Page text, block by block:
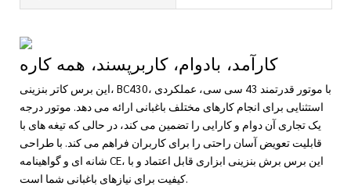
این برس کاتر بنزینی، BC430، با موتور قدرتمند 43 سی سی، عملکردی
استثنایی برای انجام کارهای مختلف باغبانی ارائه می دهد. موتور درجه
یک تجاری آن دوام و کارایی را تضمین می کند، در حالی که تیغه های با
قابلیت تعویض آسان راحتی را برای کاربران فراهم می کند. با طراحی
شانه ای و گواهینامه CE، این برس برش بنزینی ابزاری قابل اعتماد و با
کیفیت برای نیازهای باغبانی شما است.